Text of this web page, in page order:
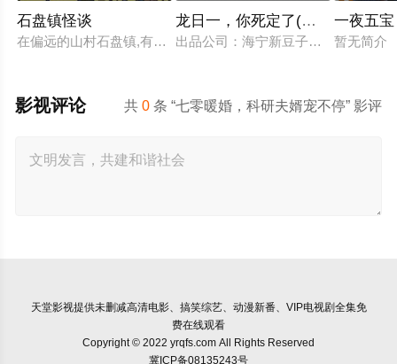
石盘镇怪谈
在偏远的山村石盘镇,有着许多传说和怪谈。镇上的居民们每当夜
龙日一，你死定了(短剧)
出品公司：海宁新豆子影视传媒有限
一夜五
暂无简介
共0 条 “七零暖婚，科研夫婿宠不停” 影评
影视评论
天堂影视提供未删减高清电影、搞笑综艺、动漫新番、VIP电视剧全集免
费在线观看
Copyright © 2022 yrqfs.com All Rights Reserved
冀ICP备08135243号